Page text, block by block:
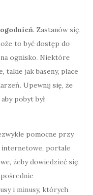
. Zastanów się,
to być dostęp do
ognisko. Niektóre
takie jak baseny, place
Upewnij się, że
pobyt był
pomocne przy
internetowe, portale
żeby dowiedzieć się,
i minusy, których